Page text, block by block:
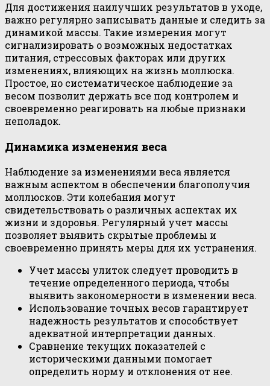
Для достижения наилучших результатов в уходе,
важно регулярно записывать данные и следить за
динамикой массы. Такие измерения могут
сигнализировать о возможных недостатках
питания, стрессовых факторах или других
изменениях, влияющих на жизнь моллюска.
Простое, но систематическое наблюдение за
весом позволит держать все под контролем и
своевременно реагировать на любые признаки
неполадок.
Динамика изменения веса
Наблюдение за изменениями веса является
важным аспектом в обеспечении благополучия
моллюсков. Эти колебания могут
свидетельствовать о различных аспектах их
жизни и здоровья. Регулярный учет массы
позволяет выявить скрытые проблемы и
своевременно принять меры для их устранения.
Учет массы улиток следует проводить в
течение определенного периода, чтобы
выявить закономерности в изменении веса.
Использование точных весов гарантирует
надежность результатов и способствует
адекватной интерпретации данных.
Сравнение текущих показателей с
историческими данными помогает
определить норму и отклонения от нее.